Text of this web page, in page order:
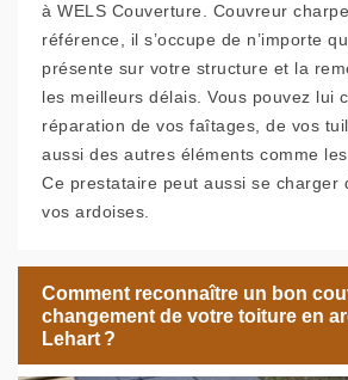
à WELS Couverture. Couvreur
référence, il s’occupe de n’importe
présente sur votre structure et la
les meilleurs délais. Vous pouvez lui
réparation de vos faîtages, de vos
aussi des autres éléments comme
Ce prestataire peut aussi se charger
vos ardoises.
Comment reconnaître un bon
changement de votre toiture en
Lehart ?